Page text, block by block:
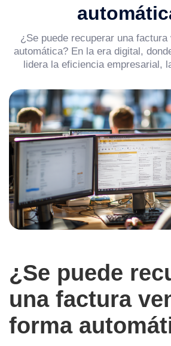
¿Se puede recuperar una
automática? En la era digital,
lidera la eficiencia empresarial,
¿Se puede
una factura
forma